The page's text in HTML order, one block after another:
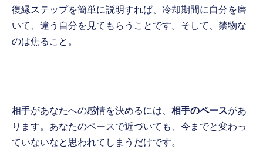
復縁ステップを簡単に説明すれば、冷却期間に自分を磨
いて、違う自分を見てもらうことです。そして、禁物な
のは焦ること。
相手があなたへの感情を決めるには、相手のペースがあ
ります。あなたのペースで近づいても、今までと変わっ
ていないなと思われてしまうだけです。